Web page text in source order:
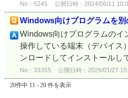
No：5245 公開日時：2024/06/11
Windows向けプログラムを
Windows向けプログラムのイ
操作している端末（デバイス
ンロードしてインストール
No：33355 公開日時：2026/01/27
20件中 11 - 20 件を表示